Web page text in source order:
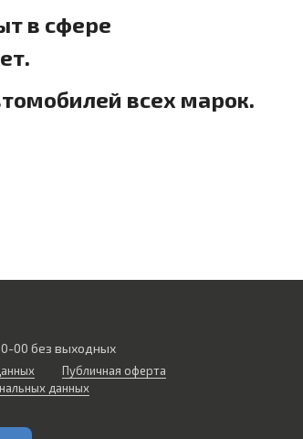
в сфере
всех марок.
00 без выходных
Публичная оферта
данных